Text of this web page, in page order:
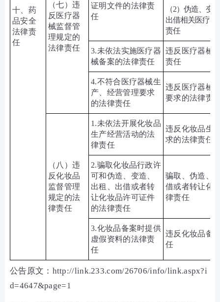
十、药
品安全
法律责
任
（七）违
反医疗器
械监督管
理规定的
法律责任
证明文件的法律责
任
（2）伪造、变
出借相关医疗器
责任
3.未依法实施医疗器
械备案的法律责任
违反医疗器械
责任
4.不符合医疗器械生
产、经营管理要求
的法律责任
违反医疗器械
要求的法律责
（八）违
反化妆品
监督管理
规定的法
律责任
1.未依法开展化妆品
生产经营活动的法
律责任
违反化妆品生
求的法律责任
2.骗取化妆品行政许
可和伪造、变造、
出租、出借或者转
让化妆品许可证件
的法律责任
骗取、伪造、
借或者转让化
律责任
3.化妆品备案时提供
虚假资料的法律责
任
违反化妆品备
任
公告原文：http://link.233.com/26706/info/link.aspx?i
d=4647&page=1